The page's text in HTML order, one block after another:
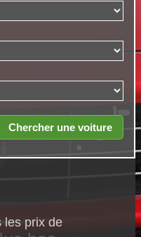
les prix de